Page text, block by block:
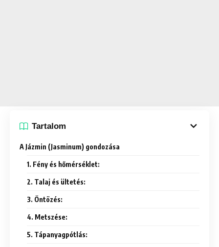
Tartalom
A Jázmin (Jasminum) gondozása
1. Fény és hőmérséklet:
2. Talaj és ültetés:
3. Öntözés:
4. Metszése:
5. Tápanyagpótlás: